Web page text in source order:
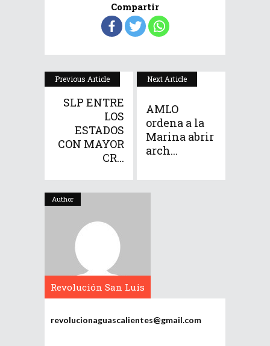
Compartir
Previous Article
SLP ENTRE
LOS
ESTADOS
CON MAYOR
CR...
Next Article
AMLO
ordena a la
Marina abrir
arch...
Author
Revolución San Luis
revolucionaguascalientes@gmail.com